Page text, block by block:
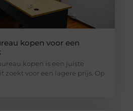
kopen voor een
kopen is een juiste
zoekt voor een lagere prijs. Op